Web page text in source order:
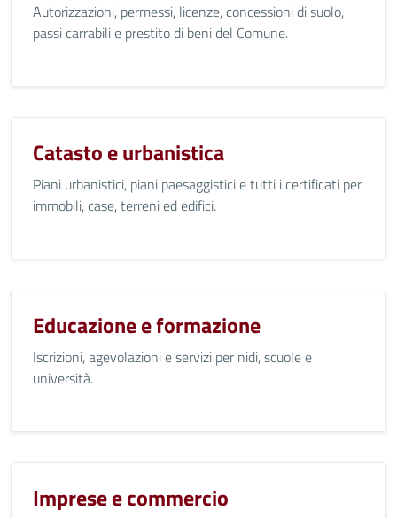
Autorizzazioni, permessi, licenze, concessioni di suolo,
passi carrabili e prestito di beni del Comune.
Catasto e urbanistica
Piani urbanistici, piani paesaggistici e tutti i certificati per
immobili, case, terreni ed edifici.
Educazione e formazione
Iscrizioni, agevolazioni e servizi per nidi, scuole e
università.
Imprese e commercio